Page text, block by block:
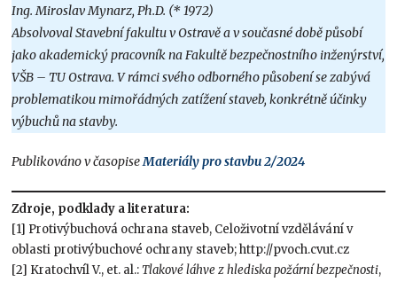
Ing. Miroslav Mynarz, Ph.D. (* 1972)
Absolvoval Stavební fakultu v Ostravě a v současné době působí
jako akademický pracovník na Fakultě bezpečnostního inženýrství,
VŠB – TU Ostrava. V rámci svého odborného působení se zabývá
problematikou mimořádných zatížení staveb, konkrétně účinky
výbuchů na stavby.
Publikováno v časopiseMateriály pro stavbu 2/2024
Zdroje, podklady a literatura:
[1] Protivýbuchová ochrana staveb, Celoživotní vzdělávání v
oblasti protivýbuchové ochrany staveb; http://pvoch.cvut.cz
[2] Kratochvíl V., et. al.:Tlakové láhve z hlediska požární bezpečnosti,